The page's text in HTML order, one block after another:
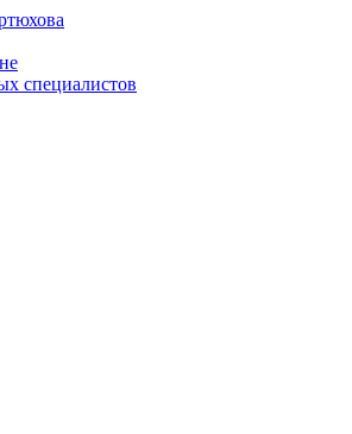
специалистов